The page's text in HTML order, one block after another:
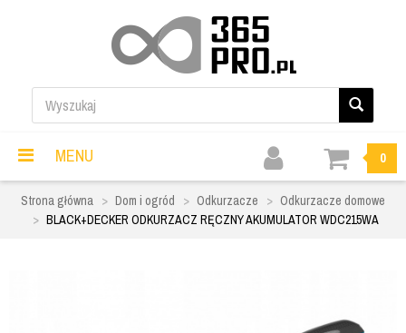
MENU 0
Strona główna Dom i ogród Odkurzacze
Odkurzacze domowe
BLACK+DECKER ODKURZACZ RĘCZNY AKUMULATOR WDC215WA